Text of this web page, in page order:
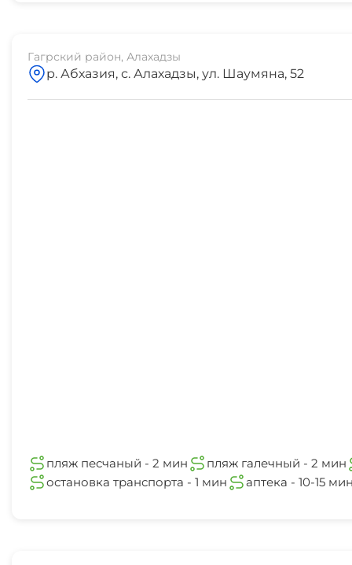
Гагрский район, Алахадзы
р. Абхазия, с. Алахадзы, ул. Шаумяна, 52
пляж песчаный - 2 мин пляж галечный - 2 мин
остановка транспорта - 1 мин
аптека - 10-15 мин